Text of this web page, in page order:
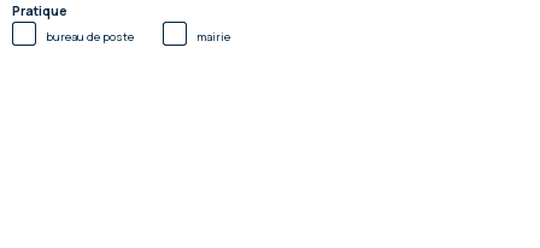
Pratique
bureau de poste mairie